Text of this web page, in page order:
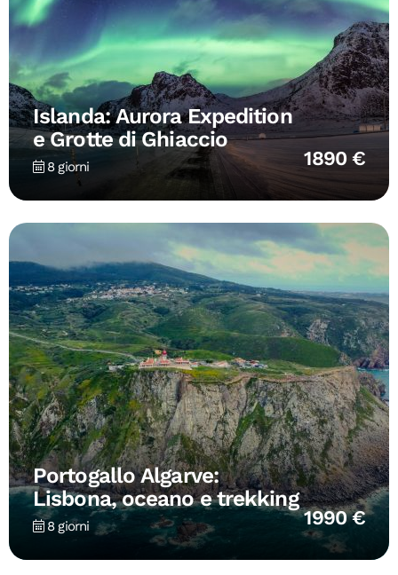
Islanda: Aurora Expedition
e Grotte di Ghiaccio
8 giorni 1890 €
Portogallo Algarve:
Lisbona, oceano e trekking
8 giorni 1990 €